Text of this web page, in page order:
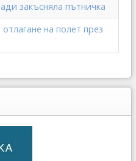
закъсняла пътничка
на полет през